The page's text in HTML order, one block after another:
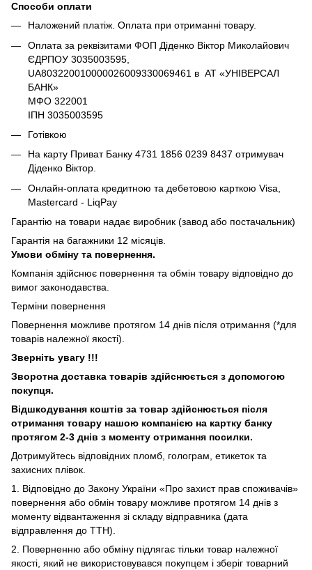
Способи оплати
Наложений платіж. Оплата при отриманні товару.
Оплата за реквізитами ФОП Діденко Віктор Миколайович
ЄДРПОУ 3035003595,
UA803220010000026009330069461 в АТ «УНІВЕРСАЛ
БАНК»
МФО 322001
ІПН 3035003595
Готівкою
На карту Приват Банку 4731 1856 0239 8437 отримувач
Діденко Віктор.
Онлайн-оплата кредитною та дебетовою карткою Visa,
Mastercard - LiqPay
Гарантію на товари надає виробник (завод або постачальник)
Гарантія на багажники 12 місяців.
Умови обміну та повернення.
Компанія здійснює повернення та обмін товару відповідно до
вимог законодавства.
Терміни повернення
Повернення можливе протягом 14 днів після отримання (*для
товарів належної якості).
Зверніть увагу !!!
Зворотна доставка товарів здійснюється з допомогою
покупця.
Відшкодування коштів за товар здійснюється після
отримання товару нашою компанією на картку банку
протягом 2-3 днів з моменту отримання посилки.
Дотримуйтесь відповідних пломб, голограм, етикеток та
захисних плівок.
1. Відповідно до Закону України «Про захист прав споживачів»
повернення або обмін товару можливе протягом 14 днів з
моменту відвантаження зі складу відправника (дата
відправлення до ТТН).
2. Поверненню або обміну підлягає тільки товар належної
якості, який не використовувався покупцем і зберіг товарний